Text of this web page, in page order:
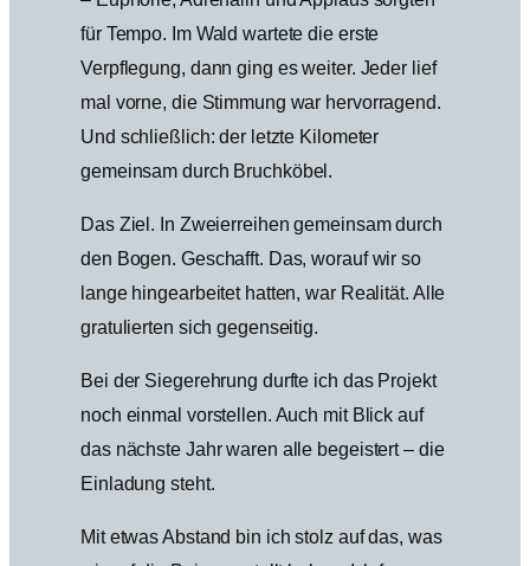
für Tempo. Im Wald wartete die erste
Verpflegung, dann ging es weiter. Jeder lief
mal vorne, die Stimmung war hervorragend.
Und schließlich: der letzte Kilometer
gemeinsam durch Bruchköbel.
Das Ziel. In Zweierreihen gemeinsam durch
den Bogen. Geschafft. Das, worauf wir so
lange hingearbeitet hatten, war Realität. Alle
gratulierten sich gegenseitig.
Bei der Siegerehrung durfte ich das Projekt
noch einmal vorstellen. Auch mit Blick auf
das nächste Jahr waren alle begeistert – die
Einladung steht.
Mit etwas Abstand bin ich stolz auf das, was